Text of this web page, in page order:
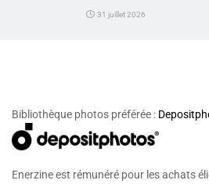
31 juillet 2026
Bibliothèque photos préférée :
Enerzine est rémunéré pour les achats